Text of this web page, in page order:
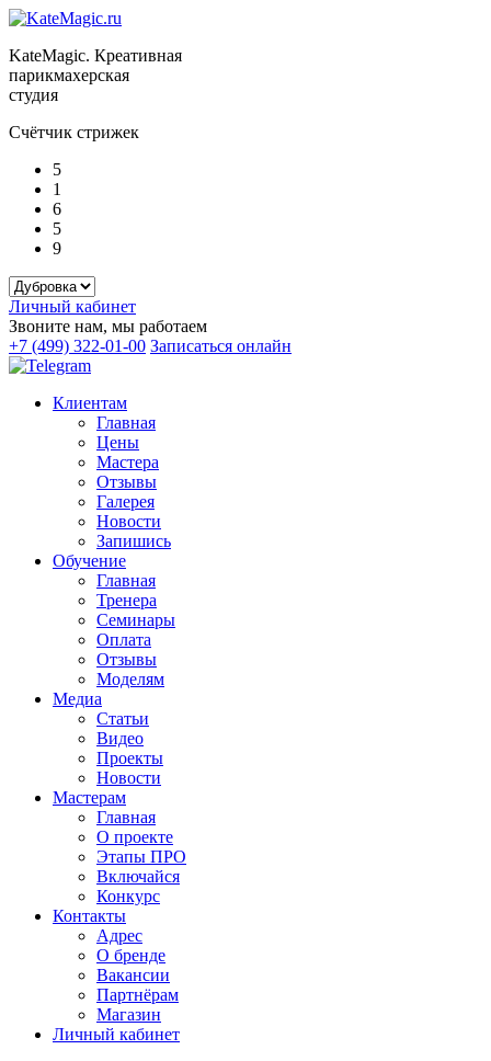
KateMagic. Креативная
парикмахерская
студия
Счётчик стрижек
5
1
6
5
9
Личный кабинет
Звоните нам, мы работаем
+7 (499) 322-01-00 Записаться онлайн
Клиентам
Главная
Цены
Мастера
Отзывы
Галерея
Новости
Запишись
Обучение
Главная
Тренера
Семинары
Оплата
Отзывы
Моделям
Медиа
Статьи
Видео
Проекты
Новости
Мастерам
Главная
О проекте
Этапы ПРО
Включайся
Конкурс
Контакты
Адрес
О бренде
Вакансии
Партнёрам
Магазин
Личный кабинет